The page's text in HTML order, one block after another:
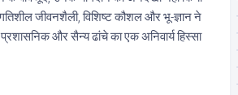
जीवनशैली, विशिष्ट कौशल और भू-ज्ञान ने
और सैन्य ढांचे का एक अनिवार्य हिस्सा